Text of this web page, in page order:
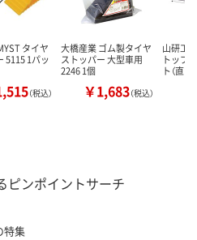
タイヤ
5115 1パッ
（税込）
大橋産業 ゴム製タイヤ
ストッパー 大型車用
2246 1個
￥1,683（税込）
山研工
トップ
ト（直…
ピンポイントサーチ
特集